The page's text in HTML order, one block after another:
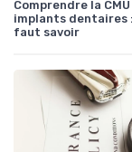
Comprendre la
implants dentaires
faut savoir